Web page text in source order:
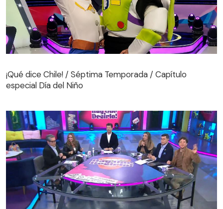
especial Día del Niño
¡Qué dice Chile! / Séptima Temporada / Capítulo
especial Día del Niño